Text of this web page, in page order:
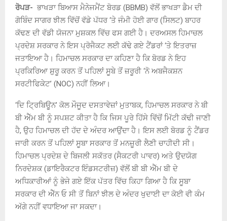
ਰੋਪੜ- ਭਾਖੜਾ ਬਿਆਸ ਮੈਨੇਜਮੈਂਟ ਬੋਰਡ (BBMB) ਵੱਲੋਂ ਭਾਖੜਾ ਡੈਮ ਦੀ
ਗੋਬਿੰਦ ਸਾਗਰ ਝੀਲ ਵਿੱਚੋਂ ਵੱਡੇ ਪੱਧਰ ‘ਤੇ ਜੰਮੀ ਹੋਈ ਗਾਰ (ਸਿਲਟ) ਬਾਹਰ
ਕੱਢਣ ਦੀ ਵੱਡੀ ਯੋਜਨਾ ਮੁਸ਼ਕਲ ਵਿੱਚ ਫਸ ਗਈ ਹੈ। ਦਰਅਸਲ ਹਿਮਾਚਲ
ਪ੍ਰਦੇਸ਼ ਸਰਕਾਰ ਨੇ ਇਸ ਪ੍ਰੋਜੈਕਟ ਲਈ ਕੱਢੇ ਗਏ ਟੈਂਡਰਾਂ ‘ਤੇ ਇਤਰਾਜ਼
ਜਤਾਇਆ ਹੈ। ਹਿਮਾਚਲ ਸਰਕਾਰ ਦਾ ਕਹਿਣਾ ਹੈ ਕਿ ਬੋਰਡ ਨੇ ਇਹ
ਪ੍ਰਕਿਰਿਆ ਸ਼ੁਰੂ ਕਰਨ ਤੋਂ ਪਹਿਲਾਂ ਸੂਬੇ ਤੋਂ ਜ਼ਰੂਰੀ ‘ਨੋ ਅਬਜੈਕਸ਼ਨ
ਸਰਟੀਫਿਕੇਟ’ (NOC) ਨਹੀਂ ਲਿਆ।
‘ਦਿ ਟ੍ਰਿਬਿਊਨ’ ਕੋਲ ਮੌਜੂਦ ਦਸਤਾਵੇਜ਼ਾਂ ਮੁਤਾਬਕ, ਹਿਮਾਚਲ ਸਰਕਾਰ ਨੇ ਬੀ
ਬੀ ਐੱਮ ਬੀ ਨੂੰ ਸਪਸ਼ਟ ਕੀਤਾ ਹੈ ਕਿ ਜਿਸ ਪੂਰੇ ਹਿੱਸੇ ਵਿੱਚੋਂ ਮਿੱਟੀ ਕੱਢੀ ਜਾਣੀ
ਹੈ, ਉਹ ਹਿਮਾਚਲ ਦੀ ਹੱਦ ਦੇ ਅੰਦਰ ਆਉਂਦਾ ਹੈ। ਇਸ ਲਈ ਬੋਰਡ ਨੂੰ ਟੈਂਡਰ
ਜਾਰੀ ਕਰਨ ਤੋਂ ਪਹਿਲਾਂ ਸੂਬਾ ਸਰਕਾਰ ਤੋਂ ਮਨਜ਼ੂਰੀ ਲੈਣੀ ਚਾਹੀਦੀ ਸੀ।
ਹਿਮਾਚਲ ਪ੍ਰਦੇਸ਼ ਦੇ ਬਿਜਲੀ ਸਕੱਤਰ (ਸੈਕਟਰੀ ਪਾਵਰ) ਅਤੇ ਉਦਯੋਗ
ਨਿਰਦੇਸ਼ਕ (ਡਾਇਰੈਕਟਰ ਇੰਡਸਟਰੀਜ਼) ਵੱਲੋਂ ਬੀ ਬੀ ਐੱਮ ਬੀ ਦੇ
ਅਧਿਕਾਰੀਆਂ ਨੂੰ ਭੇਜੇ ਗਏ ਇੱਕ ਪੱਤਰ ਵਿੱਚ ਕਿਹਾ ਗਿਆ ਹੈ ਕਿ ਸੂਬਾ
ਸਰਕਾਰ ਦੀ ਐੱਨ ਓ ਸੀ ਤੋਂ ਬਿਨਾਂ ਝੀਲ ਦੇ ਅੰਦਰ ਖੁਦਾਈ ਦਾ ਕੋਈ ਵੀ ਕੰਮ
ਅੱਗੇ ਨਹੀਂ ਵਧਾਇਆ ਜਾ ਸਕਦਾ।